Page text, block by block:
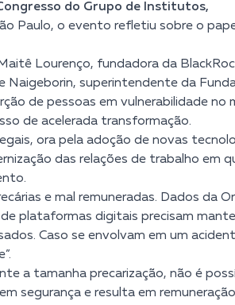
do Grupo de Institutos,
Paulo, o evento refletiu sobre o
Maitê Lourenço, fundadora da
Naigeborin, superintendente da
de pessoas em vulnerabilidade
de acelerada transformação.
ora pela adoção de novas
das relações de trabalho
e mal remuneradas. Dados da
plataformas digitais precisam
Caso se envolvam em um
a tamanha precarização, não é
segurança e resulta em